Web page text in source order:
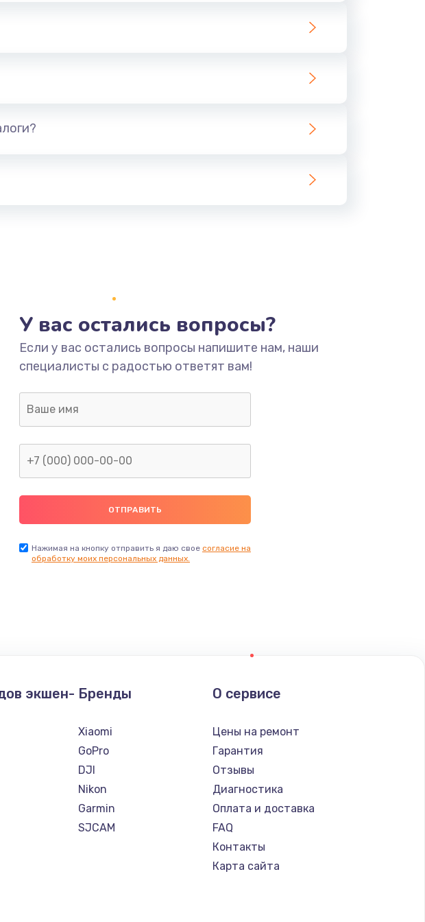
У вас остались вопросы?
Если у вас остались вопросы напишите нам, наши
специалисты с радостью ответят вам!
Нажимая на кнопку отправить я даю свое согласие на
обработку моих персональных данных.
экшен- Бренды
Xiaomi
GoPro
DJI
Nikon
Garmin
SJCAM
О сервисе
Цены на ремонт
Гарантия
Отзывы
Диагностика
Оплата и доставка
FAQ
Контакты
Карта сайта